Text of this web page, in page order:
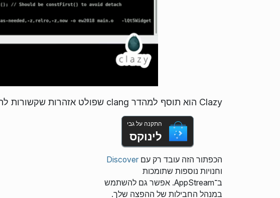
Clazy הוא תוסף למהדר clang שפולט אזהרות שקשורות להמלצות הטובות ביותר של Qt.
התקנה על גבי
לינוקס
הכפתור הזה עובד רק עםDiscover
וחנויות נוספות שתומכות
ב־AppStream. אפשר גם להשתמש
במנהל החבילות של ההפצה שלך.